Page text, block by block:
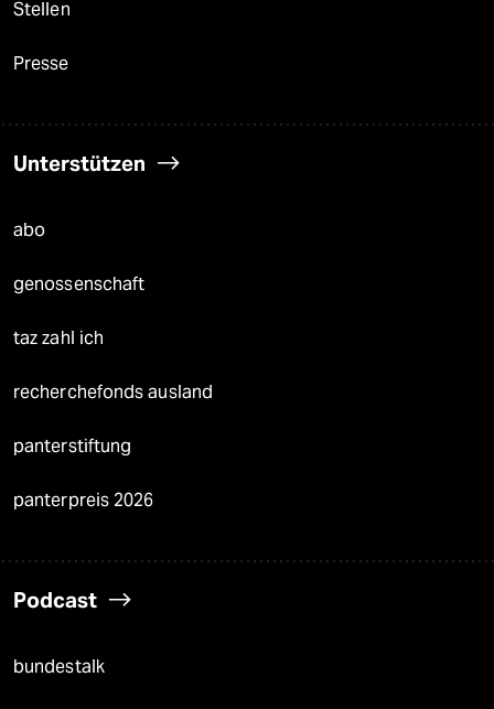
Stellen
Presse
Unterstützen
abo
genossenschaft
taz zahl ich
recherchefonds ausland
panterstiftung
panterpreis 2026
Podcast
bundestalk